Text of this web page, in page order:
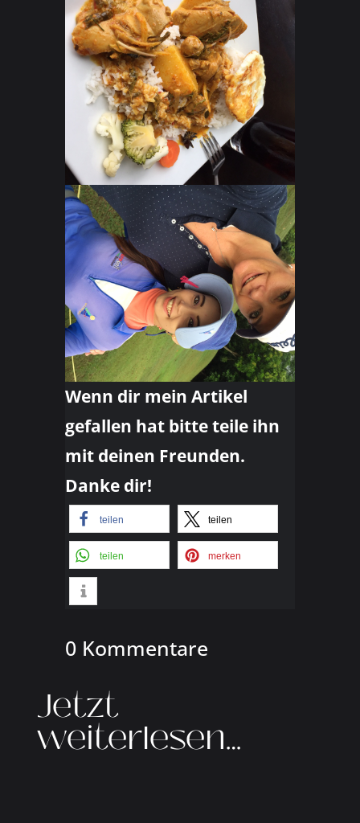
Wenn dir mein Artikel
gefallen hat bitte teile ihn
mit deinen Freunden.
Danke dir!
teilen teilen
teilen merken
0 Kommentare
Jetzt
weiterlesen…